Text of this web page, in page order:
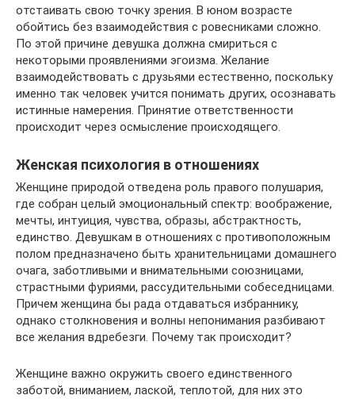
отстаивать свою точку зрения. В юном возрасте
обойтись без взаимодействия с ровесниками сложно.
По этой причине девушка должна смириться с
некоторыми проявлениями эгоизма. Желание
взаимодействовать с друзьями естественно, поскольку
именно так человек учится понимать других, осознавать
истинные намерения. Принятие ответственности
происходит через осмысление происходящего.
Женская психология в отношениях
Женщине природой отведена роль правого полушария,
где собран целый эмоциональный спектр: воображение,
мечты, интуиция, чувства, образы, абстрактность,
единство. Девушкам в отношениях с противоположным
полом предназначено быть хранительницами домашнего
очага, заботливыми и внимательными союзницами,
страстными фуриями, рассудительными собеседницами.
Причем женщина бы рада отдаваться избраннику,
однако столкновения и волны непонимания разбивают
все желания вдребезги. Почему так происходит?
Женщине важно окружить своего единственного
заботой, вниманием, лаской, теплотой, для них это